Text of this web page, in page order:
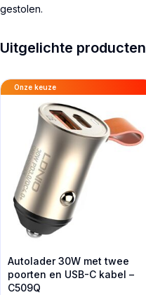
gestolen.
Uitgelichte producten
Onze keuze
Autolader 30W met twee
poorten en USB-C kabel –
C509Q